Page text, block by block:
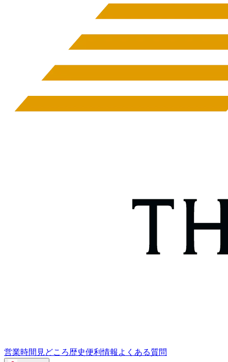
営業時間 見どころ歴史便利情報 よくある質問